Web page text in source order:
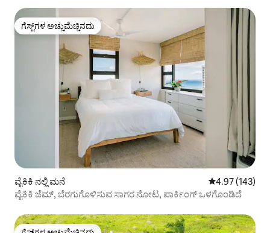
ಗೆಸ್ಟ್‌ಗಳ ಅಚ್ಚುಮೆಚ್ಚಿನದು
ಗೆಸ್ಟ್‌ಗಳ ಅಚ್ಚುಮೆಚ್ಚಿನದು
ವೈಕಿಕಿ ನಲ್ಲಿ ಮನೆ 5 ರಲ್ಲಿ 4.97
4.97 (143)
ವೈಕಿಕಿ ಜೆಮ್, ಬೆರಗುಗೊಳಿಸುವ ಸಾಗರ ನೋಟ, ಪಾರ್ಕಿಂಗ್ ಒಳಗೊಂಡಿದೆ